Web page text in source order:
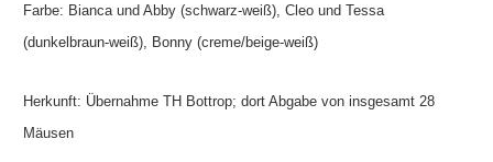
Farbe: Bianca und Abby (schwarz-weiß), Cleo und Tessa
(dunkelbraun-weiß), Bonny (creme/beige-weiß)
Herkunft: Übernahme TH Bottrop; dort Abgabe von insgesamt 28
Mäusen